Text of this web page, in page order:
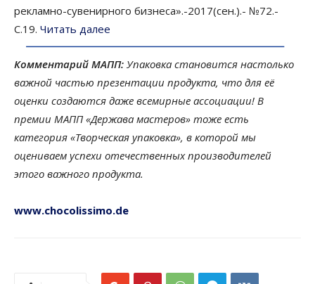
рекламно-сувенирного бизнеса».-2017(сен.).- №72.-
С.19. Читать далее
Комментарий МАПП: Упаковка становится настолько
важной частью презентации продукта, что для её
оценки создаются даже всемирные ассоциации! В
премии МАПП «Держава мастеров» тоже есть
категория «Творческая упаковка», в которой мы
оцениваем успехи отечественных производителей
этого важного продукта.
www.chocolissimo.de